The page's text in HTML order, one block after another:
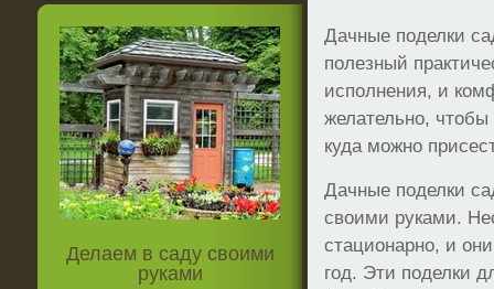
Дачные поделки
полезный
исполнения, и
желательно,
куда можно
Дачные поделки
своими руками.
стационарно, и
год. Эти поделки
Делаем в саду своими
руками